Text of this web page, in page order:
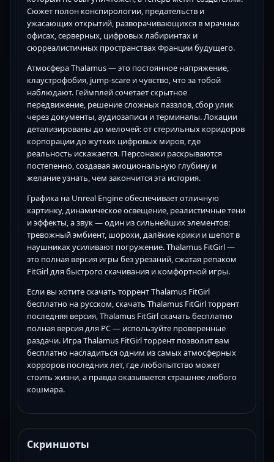
Сюжет полон конспирологии, предательств и
ужасающих открытий, разворачивающихся в мрачных
офисах, серверных, цифровых лабиринтах и
сюрреалистичных пространствах Франции будущего.
Атмосфера Thalamus — это постоянное напряжение,
клаустрофобия, jump-scare и чувство, что за тобой
наблюдают. Геймплей сочетает скрытное
передвижение, решение сложных паззлов, сбор улик
через документы, аудиозаписи и терминалы. Локации
детализированы до мелочей: от стерильных коридоров
корпорации до жутких цифровых миров, где
реальность искажается. Персонажи раскрываются
постепенно, создавая эмоциональную глубину и
желание узнать, чем закончится эта история.
Графика на Unreal Engine обеспечивает отличную
картинку, динамическое освещение, реалистичные тени
и эффекты, а звук — один из сильнейших элементов:
тревожный эмбиент, шорохи, далёкие крики и шепот в
наушниках усиливают погружение. Thalamus FitGirl —
это полная версия игры без урезаний, сжатая репаком
FitGirl для быстрого скачивания и комфортной игры.
Если вы хотите скачать торрент Thalamus FitGirl
бесплатно на русском, скачать Thalamus FitGirl торрент
последняя версия, Thalamus FitGirl скачать бесплатно
полная версия для PC — используйте проверенные
раздачи. Игра Thalamus FitGirl торрент позволит вам
бесплатно насладиться одним из самых атмосферных
хорроров последних лет, где любопытство может
стоить жизни, а правда оказывается страшнее любого
кошмара.
Скриншоты